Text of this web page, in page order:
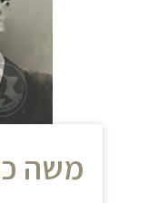
משה